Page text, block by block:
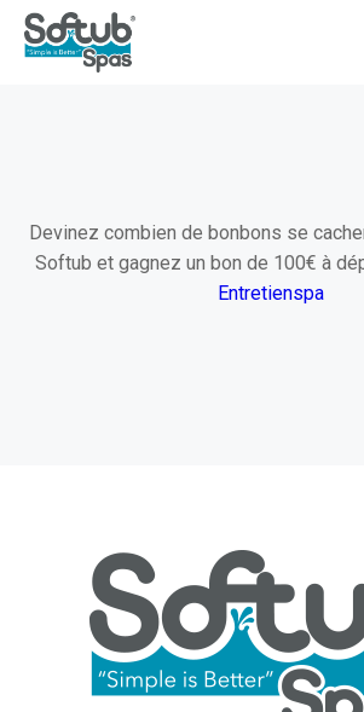
Devinez combien de bonbons se
Softub et gagnez un bon de 100€ à
Entretienspa